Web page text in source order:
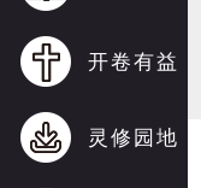
开卷有益
灵修园地